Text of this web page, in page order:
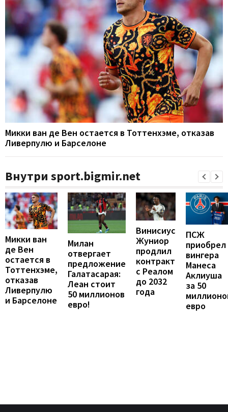
Микки ван де Вен остается в Тоттенхэме, отказав
Ливерпулю и Барселоне
Внутри sport.bigmir.net
Микки ван
де Вен
остается в
Тоттенхэме,
отказав
Ливерпулю
и Барселоне
Милан
отвергает
предложение
Галатасарая:
Леан стоит
50 миллионов
евро!
Винисиус
Жуниор
продлил
контракт
с Реалом
до 2032
года
ПСЖ
приобрел
вингера
Манеса
Аклиуша
за 50
евро